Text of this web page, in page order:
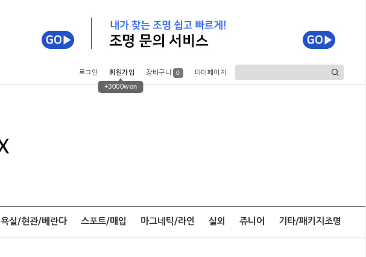
로그인 회원가입
+3000won
장바구니 0 마이페이지
욕실/현관/베란다 스포트/매입 마그네틱/라인 실외 쥬니어 기타/패키지조명